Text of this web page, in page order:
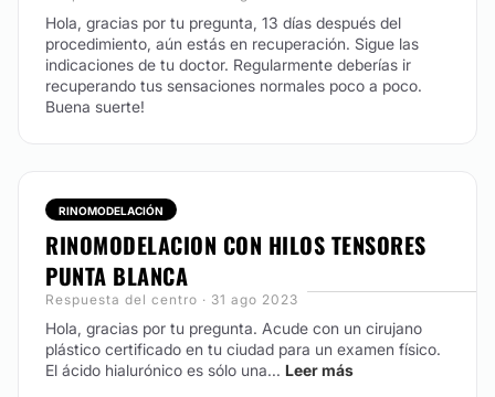
Bolsas de Bichat
Hola, gracias por tu pregunta, 13 días después del
procedimiento, aún estás en recuperación. Sigue las
indicaciones de tu doctor. Regularmente deberías ir
recuperando tus sensaciones normales poco a poco.
Buena suerte!
RINOMODELACIÓN
RINOMODELACION CON HILOS TENSORES
PUNTA BLANCA
Respuesta del centro · 31 ago 2023
Hola, gracias por tu pregunta. Acude con un cirujano
plástico certificado en tu ciudad para un examen físico.
El ácido hialurónico es sólo una... Leer más